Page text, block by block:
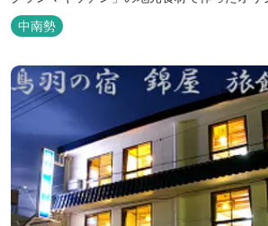
バーベキューも楽しめます。食材と必要な道
「手ぶらバーベキューセット」も人気です。
パーク』近くにあります。 多気町観光協会のフェイスブックでは多
気町のローカ...
中南勢